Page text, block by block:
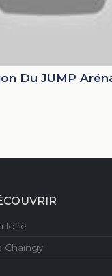
Du JUMP
loire
Chaingy